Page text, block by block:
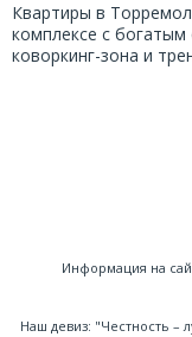
Квартиры в
комплексе с
коворкинг-зона и
Информация на
Наш девиз: "Честность –